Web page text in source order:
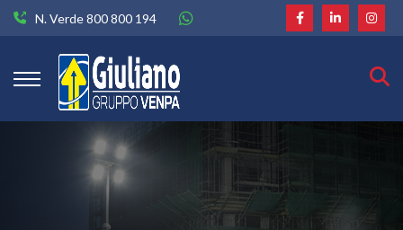
N. Verde 800 800 194